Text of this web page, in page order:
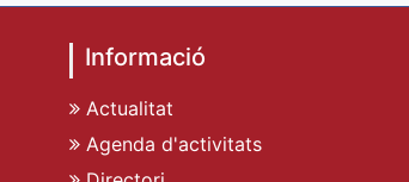
Informació
Actualitat
Agenda d'activitats